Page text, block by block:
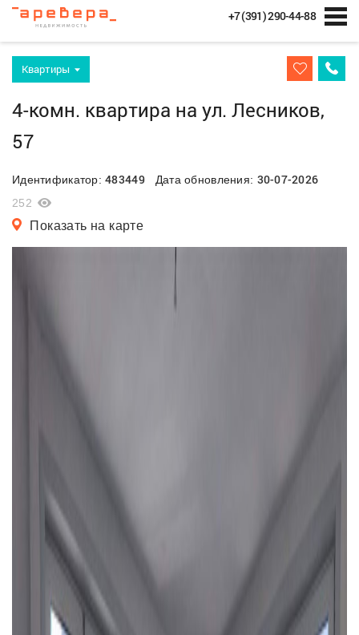
+7 (391) 290-44-88
Квартиры
4-комн. квартира на ул. Лесников,
57
Идентификатор:483449Дата обновления: 30-07-2026
252
Показать на карте